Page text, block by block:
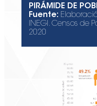
PIRÁMIDE DE
Fuente:
INEGI. Censos de
2020